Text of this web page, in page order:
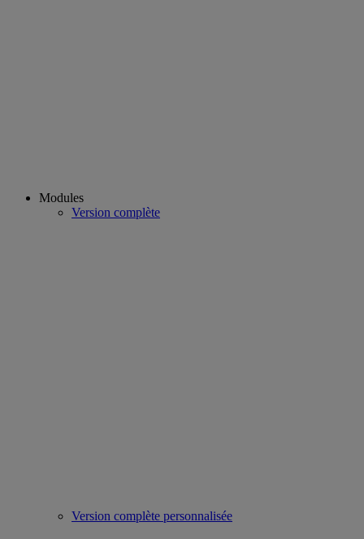
Modules
Version complète
Version complète personnalisée